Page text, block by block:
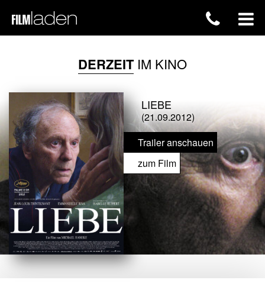
DERZEITIM KINO
LIEBE
(21.09.2012)
Trailer anschauen
zum Film